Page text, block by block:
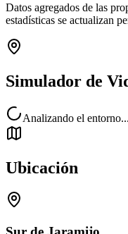
Datos agregados de las
estadísticas se actualizan
Simulador de
Analizando el entorno...
Ubicación